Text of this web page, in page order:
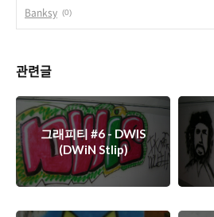
Banksy (0)
관련글
그래피티 #6 - DWIS
(DWiN Stlip)